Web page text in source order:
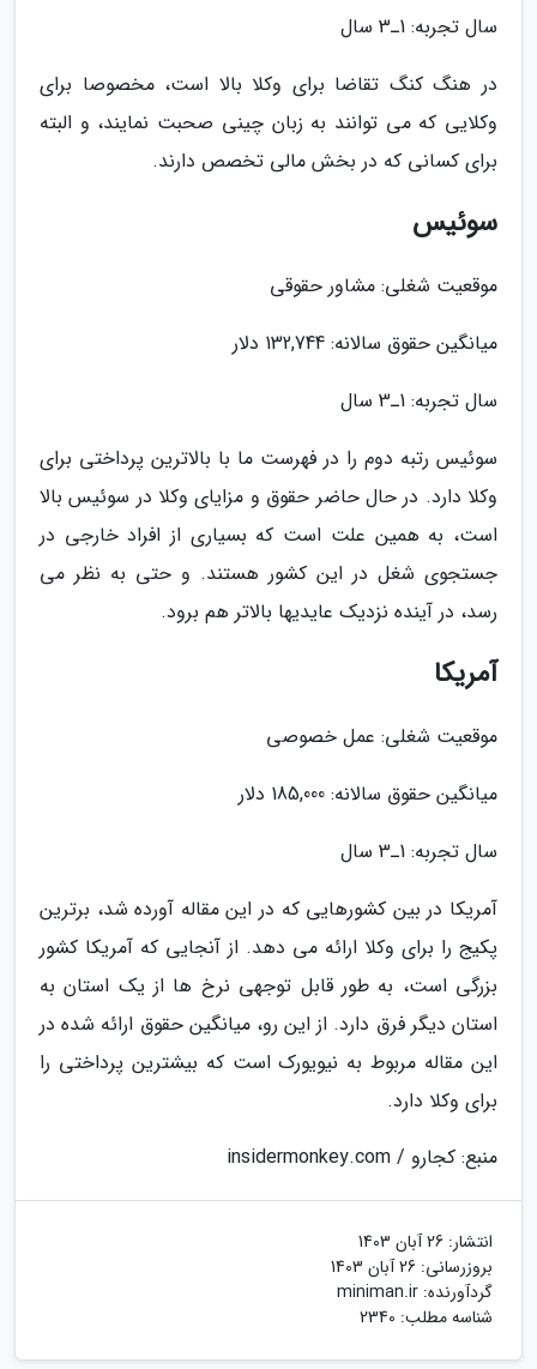
سال تجربه: 1ـ3 سال
در هنگ کنگ تقاضا برای وکلا بالا است، مخصوصا برای
وکلایی که می توانند به زبان چینی صحبت نمایند، و البته
برای کسانی که در بخش مالی تخصص دارند.
سوئیس
موقعیت شغلی: مشاور حقوقی
میانگین حقوق سالانه: 132,744 دلار
سال تجربه: 1ـ3 سال
سوئیس رتبه دوم را در فهرست ما با بالاترین پرداختی برای
وکلا دارد. در حال حاضر حقوق و مزایای وکلا در سوئیس بالا
است، به همین علت است که بسیاری از افراد خارجی در
جستجوی شغل در این کشور هستند. و حتی به نظر می
رسد، در آینده نزدیک عایدیها بالاتر هم برود.
آمریکا
موقعیت شغلی: عمل خصوصی
میانگین حقوق سالانه: 185,000 دلار
سال تجربه: 1ـ3 سال
آمریکا در بین کشورهایی که در این مقاله آورده شد، برترین
پکیج را برای وکلا ارائه می دهد. از آنجایی که آمریکا کشور
بزرگی است، به طور قابل توجهی نرخ ها از یک استان به
استان دیگر فرق دارد. از این رو، میانگین حقوق ارائه شده در
این مقاله مربوط به نیویورک است که بیشترین پرداختی را
برای وکلا دارد.
منبع: کجارو / insidermonkey.com
انتشار: 26 آبان 1403
بروزرسانی: 26 آبان 1403
گردآورنده: miniman.ir
شناسه مطلب: 2340